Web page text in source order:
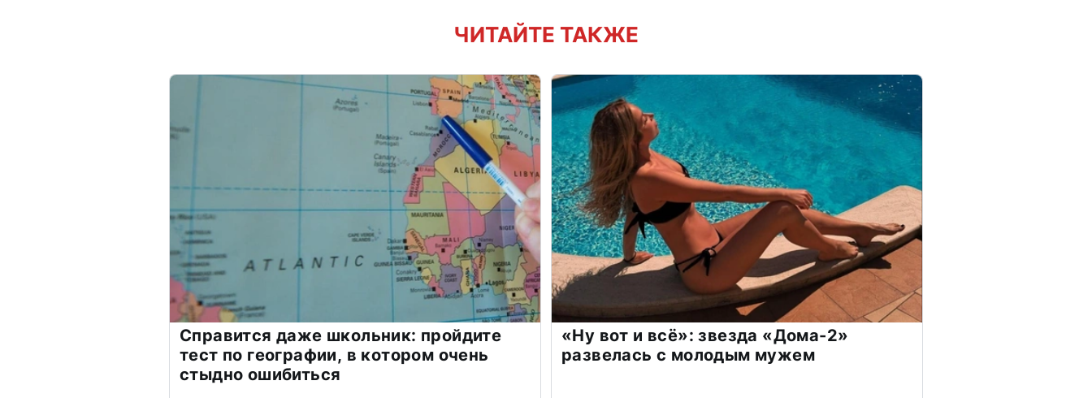
ЧИТАЙТЕ ТАКЖЕ
Справится даже школьник: пройдите
тест по географии, в котором очень
стыдно ошибиться
«Ну вот и всё»: звезда «Дома-2»
развелась с молодым мужем